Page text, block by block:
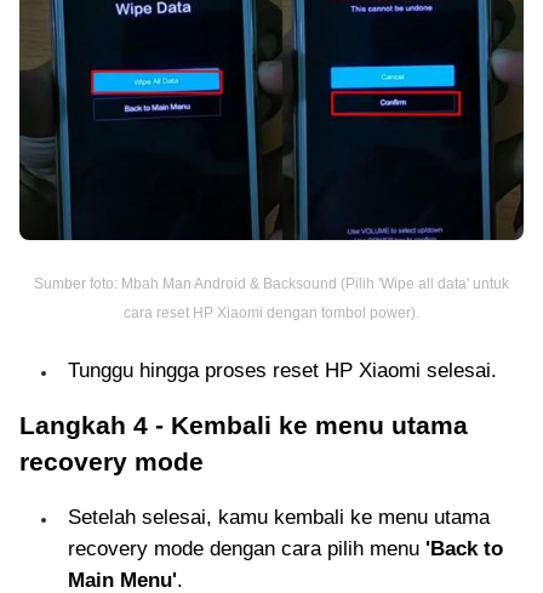
Sumber foto: Mbah Man Android & Backsound (Pilih 'Wipe all data' untuk
cara reset HP Xiaomi dengan tombol power).
Tunggu hingga proses reset HP Xiaomi selesai.
Langkah 4 - Kembali ke menu utama
recovery mode
Setelah selesai, kamu kembali ke menu utama
recovery mode dengan cara pilih menu 'Back to
Main Menu'.